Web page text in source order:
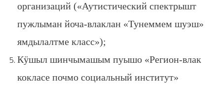
организаций («Аутистический спектрышт
пужлыман йоча-влаклан «Тунеммем шуэш»
ямдылалтме класс»);
Кӱшыл шинчымашым пуышо «Регион-влак
кокласе почмо социальный институт»